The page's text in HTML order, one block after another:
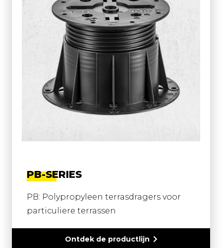
PB-SERIES
PB: Polypropyleen terrasdragers voor
particuliere terrassen
Ontdek de productlijn